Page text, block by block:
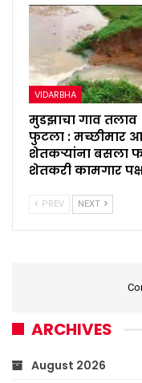
VIDARBHA
मुडझाचा गाव तलाव
फुटला : मच्छीमार
शेतकऱ्यांना बसला
शेतकरी कामगार
PREV NEXT
ARCHIVES
August 2026